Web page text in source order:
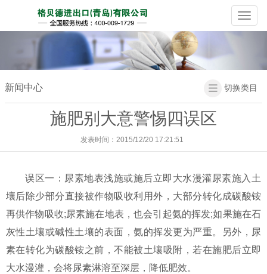
新闻中心  切换类目
施肥别大意警惕四误区
发表时间：2015/12/20 17:21:51
误区一：尿素地表浅施或施后立即大水漫灌尿素施入土
壤后除少部分直接被作物吸收利用外，大部分转化成碳酸铵
再供作物吸收;尿素施在地表，也会引起氨的挥发;如果施在石
灰性土壤或碱性土壤的表面，氨的挥发更为严重。另外，尿
素在转化为碳酸铵之前，不能被土壤吸附，若在施肥后立即
大水漫灌，会将尿素淋溶至深层，降低肥效。